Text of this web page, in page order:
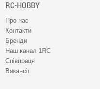
RC-HOBBY
Про нас
Контакти
Бренди
Наш канал 1RC
Співпраця
Вакансії